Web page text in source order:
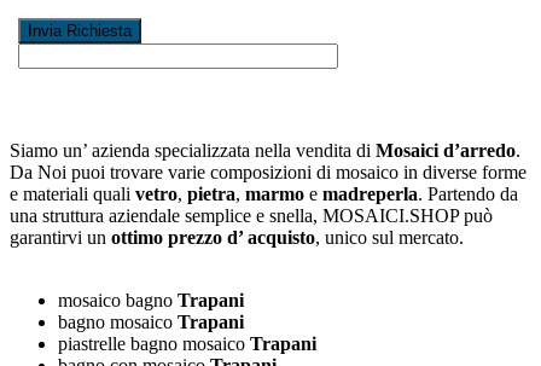
Siamo un’ azienda specializzata nella vendita di Mosaici d’arredo.
Da Noi puoi trovare varie composizioni di mosaico in diverse forme
e materiali quali vetro, pietra, marmo e madreperla. Partendo da
una struttura aziendale semplice e snella, MOSAICI.SHOP può
garantirvi un ottimo prezzo d’ acquisto, unico sul mercato.
mosaico bagno Trapani
bagno mosaico Trapani
piastrelle bagno mosaico Trapani